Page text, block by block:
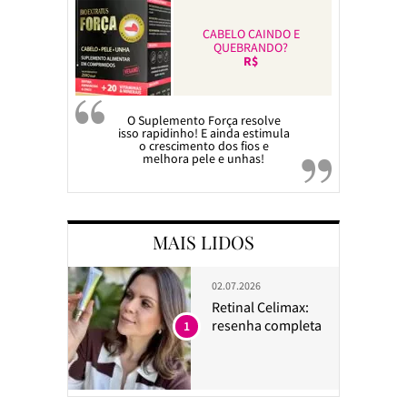
CABELO CAINDO E
QUEBRANDO?
R$
O Suplemento Força resolve
isso rapidinho! E ainda estimula
o crescimento dos fios e
melhora pele e unhas!
MAIS LIDOS
02.07.2026
Retinal Celimax:
resenha completa
1